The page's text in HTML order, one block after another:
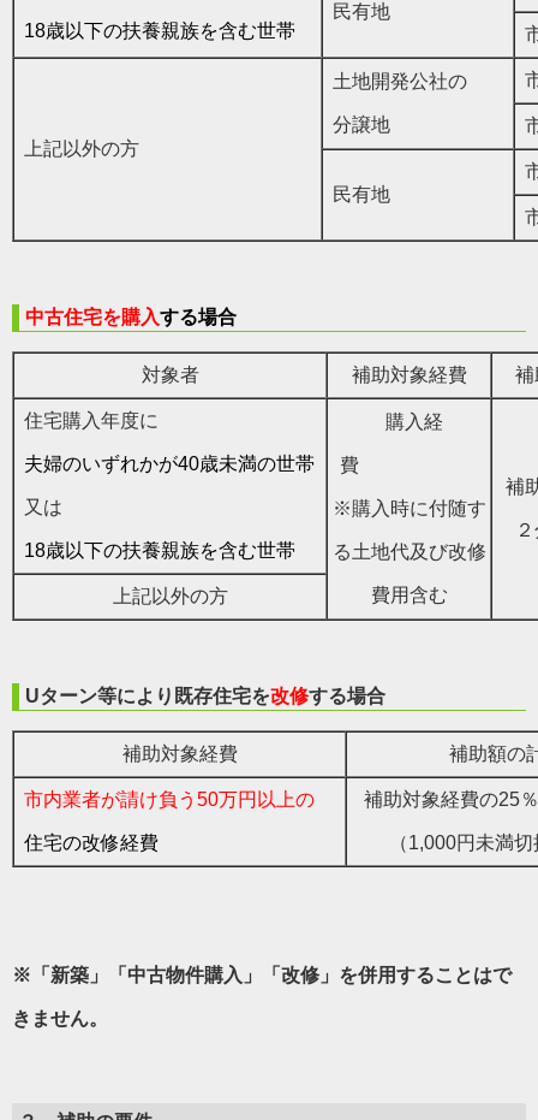
18歳以下の扶養親族を含む世帯
民有地
上記以外の方
土地開発公社の
分譲地
民有地
中古住宅を購入する場合
対象者 補助対象経費 補
住宅購入年度に
夫婦のいずれかが40歳未満の世帯
又は
18歳以下の扶養親族を含む世帯
購入経
費
※購入時に付随す
る土地代及び改修
費用含む
補
上記以外の方
Uターン等により既存住宅を改修する場合
補助対象経費 補助額の
市内業者が請け負う 50万円以上の
住宅の改修経費
補助対象経費の25
（1,000円未満
※「新築」「中古物件購入」「改修」を併用することはで
きません。